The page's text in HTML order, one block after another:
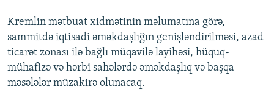
MULTIMEDIA
FOTOQALEREYA
RADIO ARXIV
OXU ZALI
AZƏRBAYCAN ƏDƏBIYYATI KITABXANASI
HAQQIMIZDA
Kremlin mətbuat xidmətinin məlumatına görə,
sammitdə iqtisadi əməkdaşlığın genişləndirilməsi, azad
ticarət zonası ilə bağlı müqavilə layihəsi, hüquq-
mühafizə və hərbi sahələrdə əməkdaşlıq və başqa
məsələlər müzakirə olunacaq.